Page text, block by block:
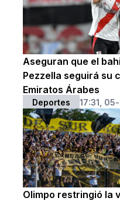
Aseguran que el
Pezzella seguirá su
Emiratos Árabes
Deportes 17:31,
Olimpo restringió la